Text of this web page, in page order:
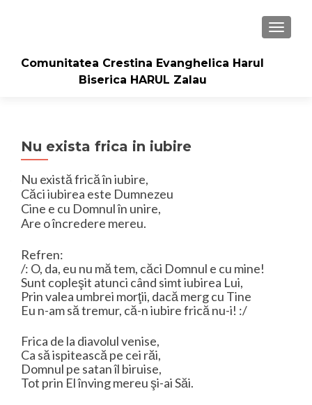
Comunitatea Crestina Evanghelica Harul
Biserica HARUL Zalau
Nu exista frica in iubire
Nu există frică în iubire,
Căci iubirea este Dumnezeu
Cine e cu Domnul în unire,
Are o încredere mereu.
Refren:
/: O, da, eu nu mă tem, căci Domnul e cu mine!
Sunt copleşit atunci când simt iubirea Lui,
Prin valea umbrei morţii, dacă merg cu Tine
Eu n-am să tremur, că-n iubire frică nu-i! :/
Frica de la diavolul venise,
Ca să ispitească pe cei răi,
Domnul pe satan îl biruise,
Tot prin El înving mereu şi-ai Săi.